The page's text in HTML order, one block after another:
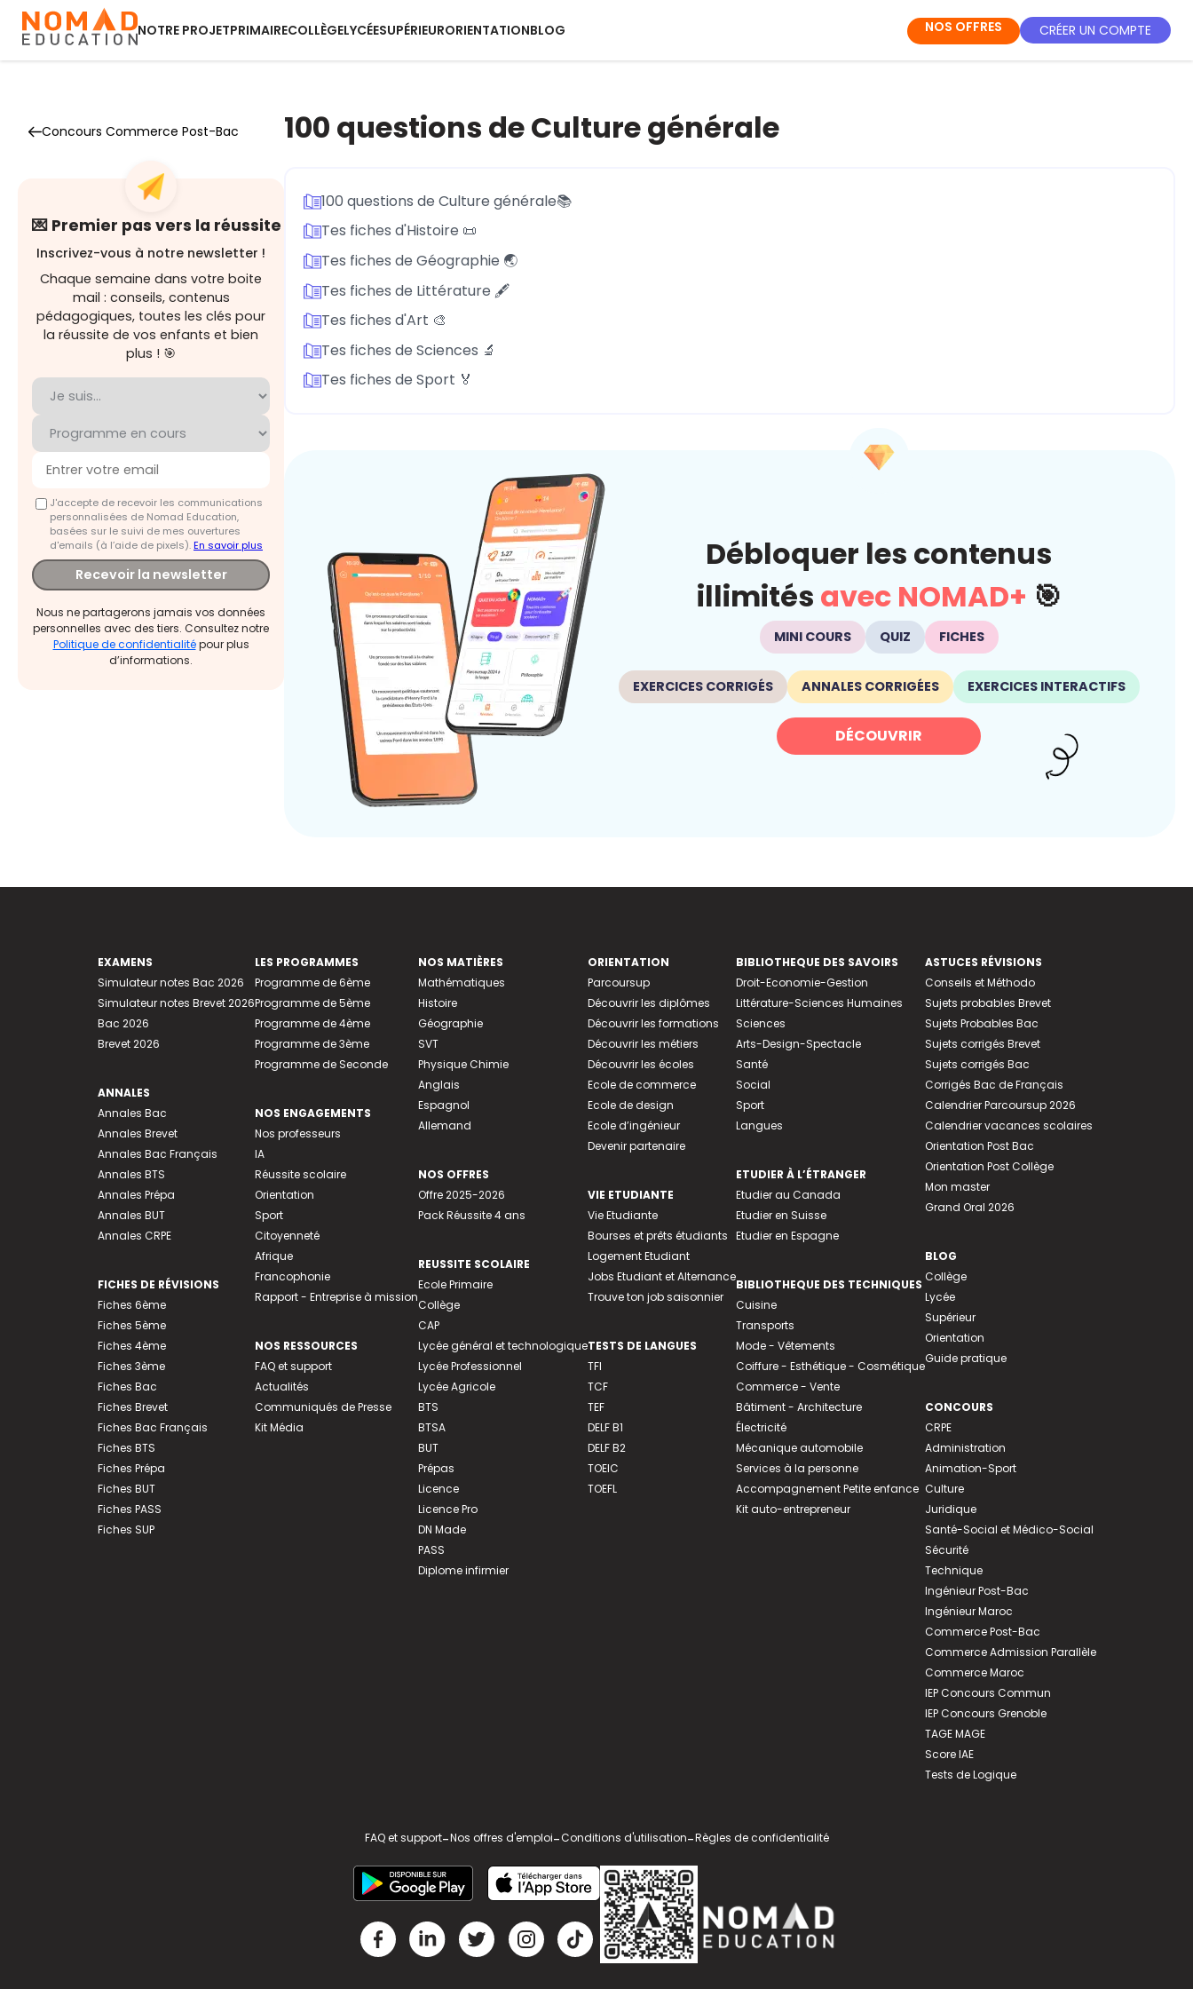
NOTRE PROJETPRIMAIRECOLLÈGELYCÉESUPÉRIEURORIENTATIONBLOG NOS OFFRES CRÉER UN COMPTE
Concours Commerce Post-Bac
💌 Premier pas vers la réussite
Inscrivez-vous à notre newsletter !
Chaque semaine dans votre boite
mail : conseils, contenus
pédagogiques, toutes les clés pour
la réussite de vos enfants et bien
plus ! 🎯
J'accepte de recevoir les communications
personnalisées de Nomad Education,
basées sur le suivi de mes ouvertures
d'emails (à l’aide de pixels).En savoir plus
Recevoir la newsletter
Nous ne partagerons jamais vos données
personnelles avec des tiers. Consultez notre
Politique de confidentialitépour plus
d’informations.
100 questions de Culture générale
100 questions de Culture générale📚
Tes fiches d'Histoire 📜
Tes fiches de Géographie 🌏
Tes fiches de Littérature 🖋️
Tes fiches d'Art 🎨
Tes fiches de Sciences 🔬
Tes fiches de Sport 🏅
Débloquer les contenus
illimités avec NOMAD+ 🎯
MINI COURS QUIZ FICHES
EXERCICES CORRIGÉS ANNALES CORRIGÉES EXERCICES INTERACTIFS
DÉCOUVRIR
EXAMENS
Simulateur notes Bac 2026
Simulateur notes Brevet 2026
Bac 2026
Brevet 2026
ANNALES
Annales Bac
Annales Brevet
Annales Bac Français
Annales BTS
Annales Prépa
Annales BUT
Annales CRPE
FICHES DE RÉVISIONS
Fiches 6ème
Fiches 5ème
Fiches 4ème
Fiches 3ème
Fiches Bac
Fiches Brevet
Fiches Bac Français
Fiches BTS
Fiches Prépa
Fiches BUT
Fiches PASS
Fiches SUP
LES PROGRAMMES
Programme de 6ème
Programme de 5ème
Programme de 4ème
Programme de 3ème
Programme de Seconde
NOS ENGAGEMENTS
Nos professeurs
IA
Réussite scolaire
Orientation
Sport
Citoyenneté
Afrique
Francophonie
Rapport - Entreprise à mission
NOS RESSOURCES
FAQ et support
Actualités
Communiqués de Presse
Kit Média
NOS MATIÈRES
Mathématiques
Histoire
Géographie
SVT
Physique Chimie
Anglais
Espagnol
Allemand
NOS OFFRES
Offre 2025-2026
Pack Réussite 4 ans
REUSSITE SCOLAIRE
Ecole Primaire
Collège
CAP
Lycée général et technologique
Lycée Professionnel
Lycée Agricole
BTS
BTSA
BUT
Prépas
Licence
Licence Pro
DN Made
PASS
Diplome infirmier
ORIENTATION
Parcoursup
Découvrir les diplômes
Découvrir les formations
Découvrir les métiers
Découvrir les écoles
Ecole de commerce
Ecole de design
Ecole d’ingénieur
Devenir partenaire
VIE ETUDIANTE
Vie Etudiante
Bourses et prêts étudiants
Logement Etudiant
Jobs Etudiant et Alternance
Trouve ton job saisonnier
TESTS DE LANGUES
TFI
TCF
TEF
DELF B1
DELF B2
TOEIC
TOEFL
BIBLIOTHEQUE DES SAVOIRS
Droit-Economie-Gestion
Littérature-Sciences Humaines
Sciences
Arts-Design-Spectacle
Santé
Social
Sport
Langues
ETUDIER À L’ÉTRANGER
Etudier au Canada
Etudier en Suisse
Etudier en Espagne
BIBLIOTHEQUE DES TECHNIQUES
Cuisine
Transports
Mode - Vêtements
Coiffure - Esthétique - Cosmétique
Commerce - Vente
Bâtiment - Architecture
Électricité
Mécanique automobile
Services à la personne
Accompagnement Petite enfance
Kit auto-entrepreneur
ASTUCES RÉVISIONS
Conseils et Méthodo
Sujets probables Brevet
Sujets Probables Bac
Sujets corrigés Brevet
Sujets corrigés Bac
Corrigés Bac de Français
Calendrier Parcoursup 2026
Calendrier vacances scolaires
Orientation Post Bac
Orientation Post Collège
Mon master
Grand Oral 2026
BLOG
Collège
Lycée
Supérieur
Orientation
Guide pratique
CONCOURS
CRPE
Administration
Animation-Sport
Culture
Juridique
Santé-Social et Médico-Social
Sécurité
Technique
Ingénieur Post-Bac
Ingénieur Maroc
Commerce Post-Bac
Commerce Admission Parallèle
Commerce Maroc
IEP Concours Commun
IEP Concours Grenoble
TAGE MAGE
Score IAE
Tests de Logique
FAQ et support-Nos offres d'emploi-Conditions d'utilisation-Règles de confidentialité